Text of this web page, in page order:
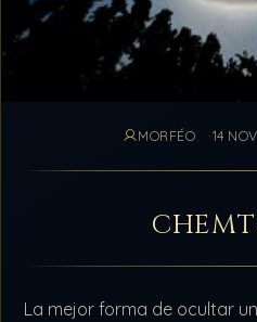
MORFÉO 14
La mejor forma de ocultar